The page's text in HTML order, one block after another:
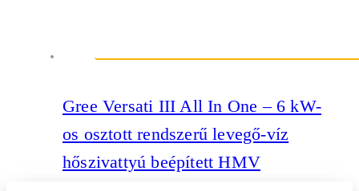
Gree Versati III All In One – 6 kW-
os osztott rendszerű levegő-víz
hőszivattyú beépített HMV